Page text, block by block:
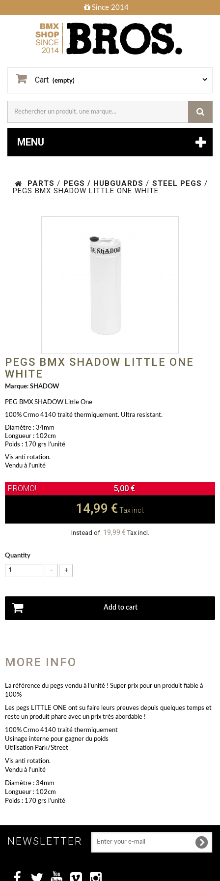
Since 2014
Cart (empty)
MENU
PARTS / PEGS / HUBGUARDS / STEEL PEGS /
PEGS BMX SHADOW LITTLE ONE WHITE
PEGS BMX SHADOW LITTLE ONE
WHITE
Marque: SHADOW
PEG BMX SHADOW Little One
100% Crmo 4140 traité thermiquement. Ultra resistant.
Diamètre : 34mm
Longueur : 102cm
Poids : 170 grs l’unité
Vis anti rotation.
Vendu à l’unité
5,00 €
14,99 € Tax incl.
Instead of 19,99 € Tax incl.
Quantity
- +
Add to cart
MORE INFO
La référence du pegs vendu à l’unité ! Super prix pour un produit fiable à
100%
Les pegs LITTLE ONE ont su faire leurs preuves depuis quelques temps et
reste un produit phare avec un prix très abordable !
100% Crmo 4140 traité thermiquement
Usinage interne pour gagner du poids
Utilisation Park/Street
Vis anti rotation.
Vendu à l’unité
Diamètre : 34mm
Longueur : 102cm
Poids : 170 grs l’unité
NEWSLETTER